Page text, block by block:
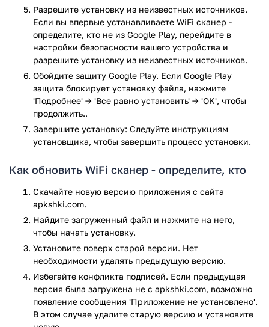
Приложение WiFi сканер - определите, кто прошло
проверку антивирусом VirusTotal. В результате проверки
по всем последним сигнатурам заражения файлов не
выявлено.
Разрешите установку из неизвестных источников.
Если вы впервые устанавливаете WiFi сканер -
определите, кто не из Google Play, перейдите в
настройки безопасности вашего устройства и
разрешите установку из неизвестных источников.
Обойдите защиту Google Play. Если Google Play
защита блокирует установку файла, нажмите
'Подробнее' → 'Все равно установить' → 'OK', чтобы
продолжить..
Завершите установку: Следуйте инструкциям
установщика, чтобы завершить процесс установки.
Как обновить WiFi сканер - определите, кто
Скачайте новую версию приложения с сайта
apkshki.com.
Найдите загруженный файл и нажмите на него,
чтобы начать установку.
Установите поверх старой версии. Нет
необходимости удалять предыдущую версию.
Избегайте конфликта подписей. Если предыдущая
версия была загружена не с apkshki.com, возможно
появление сообщения 'Приложение не установлено'.
В этом случае удалите старую версию и установите